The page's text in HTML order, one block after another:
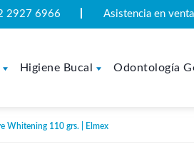
2927 6966 Asistencia en
Higiene Bucal Odontología
Whitening 110 grs. | Elmex